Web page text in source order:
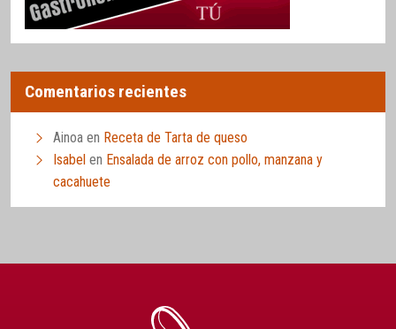
Comentarios recientes
Ainoa en Receta de Tarta de queso
Isabel en Ensalada de arroz con pollo, manzana y
cacahuete